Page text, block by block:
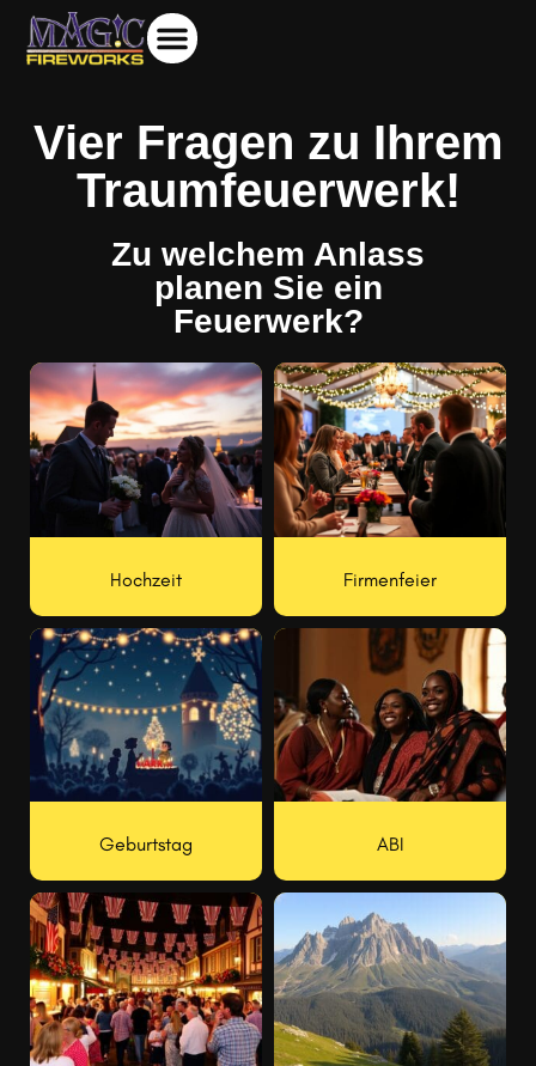
Vier Fragen zu Ihrem
Traumfeuerwerk!
Zu welchem Anlass
planen Sie ein
Feuerwerk?
Hochzeit Firmenfeier
Geburtstag ABI